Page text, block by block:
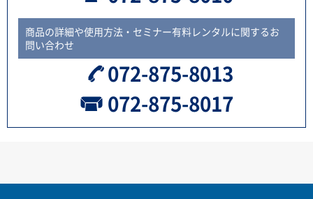
商品の詳細や使用方法・セミナー有料レンタルに関するお
問い合わせ
072-875-8013
072-875-8017